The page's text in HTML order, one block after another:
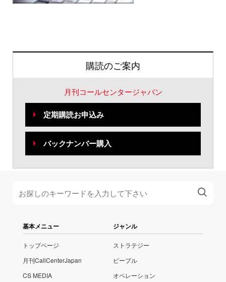
購読のご案内
月刊コールセンタージャパン
定期購読お申込み
バックナンバー購入
基本メニュー
トップページ
月刊CallCenterJapan
CS MEDIA
ジャンル
ストラテジー
ピープル
オペレーション